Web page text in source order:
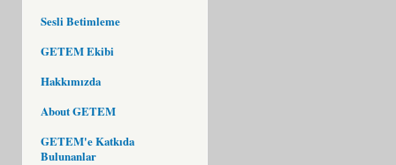
Sesli Betimleme
GETEM Ekibi
Hakkımızda
About GETEM
GETEM'e Katkıda
Bulunanlar